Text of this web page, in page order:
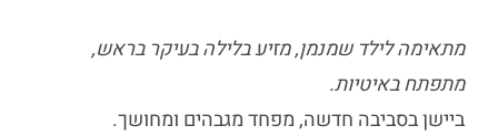
מתאימה לילד שמנמן, מזיע בלילה בעיקר בראש,
מתפתח באיטיות.
ביישן בסביבה חדשה, מפחד מגבהים ומחושך.